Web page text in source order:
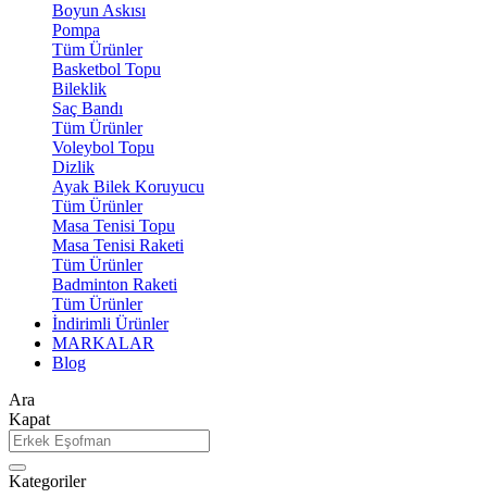
Boyun Askısı
Pompa
Tüm Ürünler
Basketbol Topu
Bileklik
Saç Bandı
Tüm Ürünler
Voleybol Topu
Dizlik
Ayak Bilek Koruyucu
Tüm Ürünler
Masa Tenisi Topu
Masa Tenisi Raketi
Tüm Ürünler
Badminton Raketi
Tüm Ürünler
İndirimli Ürünler
MARKALAR
Blog
Ara
Kapat
Kategoriler